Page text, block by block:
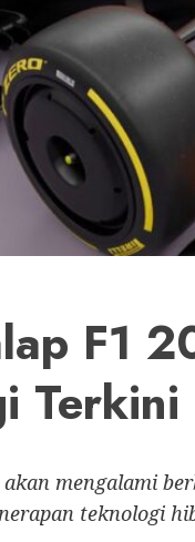
F1
mengalami
teknologi